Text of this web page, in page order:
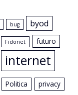
bug byod
Fidonet futuro
internet
Politica privacy